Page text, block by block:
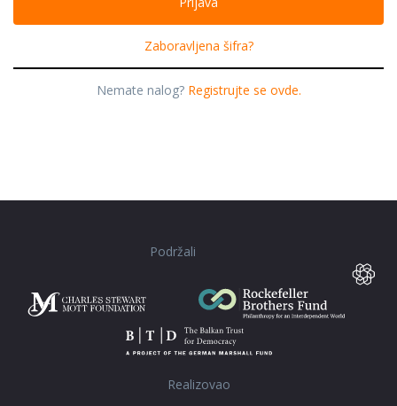
Zaboravljena šifra?
Nemate nalog? Registrujte se ovde.
Podržali
Realizovao